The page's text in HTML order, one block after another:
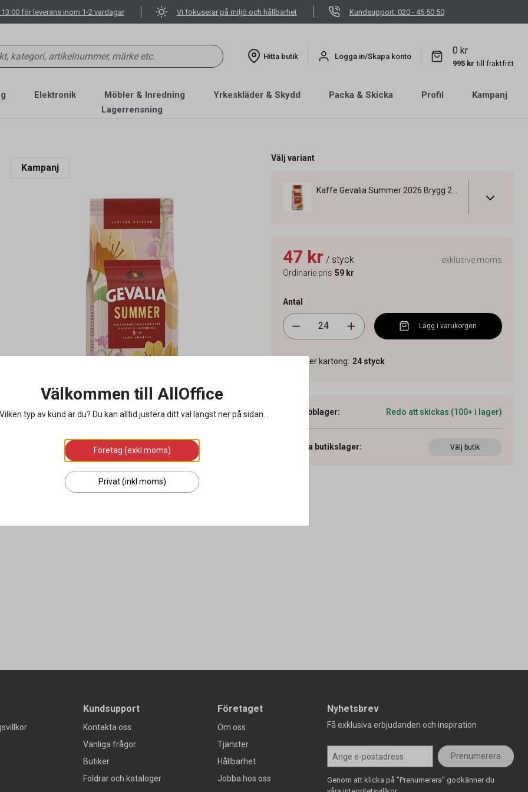
för leverans inom 1-2 vardagar Vi fokuserar på miljö och hållbarhet Kundsupport: 020 - 45 50 50
Hitta butik Logga in/Skapa konto
0 kr
995 kr till fraktfritt
Elektronik Möbler & Inredning Yrkeskläder & Skydd Packa & Skicka Profil
Kampanj
Lagerrensning
Kampanj
Välj variant
47 kr / styck
Ordinarie pris 59 kr
exklusive moms
Antal
Lägg i varukorgen
Antal per kartong: 24 styck
Webblager: Redo att skickas (100+ i lager)
Visa butikslager: Välj butik
Kundsupport
Kontakta oss
Vanliga frågor
Butiker
Foldrar och kataloger
Företaget
Om oss
Tjänster
Hållbarhet
Jobba hos oss
Nyhetsbrev
Få exklusiva erbjudanden och inspiration
Prenumerera
Genom att klicka på "Prenumerera" godkänner du
Välkommen till AllOffice
Vilken typ av kund är du? Du kan alltid justera ditt val längst ner på sidan.
Företag (exkl moms)
Privat (inkl moms)